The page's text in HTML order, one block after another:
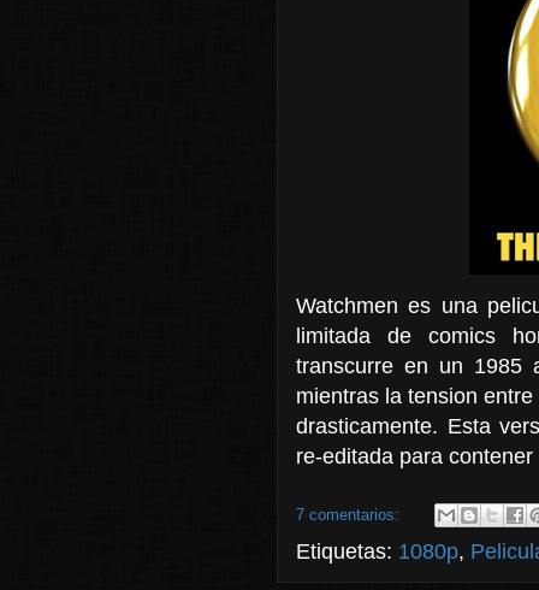
Watchmen es una
limitada de comics
transcurre en un 1985
mientras la tension
drasticamente. Esta
re-editada para contener
7 comentarios:
Etiquetas: 1080p,